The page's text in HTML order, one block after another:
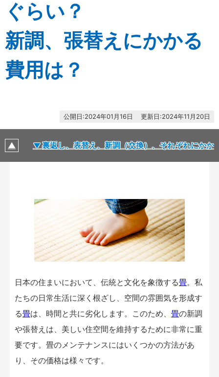
ぐらい？
新調、張替えにかかる
費用は？
2024年01月16日 2024年11月20日
？ 裏返し、表替え、新調（交換）、それぞれにかか
日本の住まいにおいて、伝統と文化を象徴する畳。私
たちの日常生活に深く根ざし、空間の雰囲気を形成す
る畳は、時間と共に劣化します。このため、 畳の新調
や張替えは、美しい住空間を維持するために非常に重
要です。畳のメンテナンスにはいくつかの方法があ
り、その価格は様々です。